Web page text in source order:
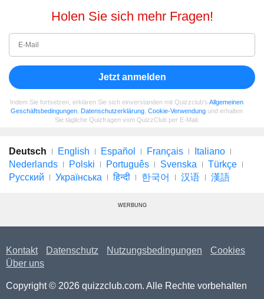
Holen Sie sich mehr Fragen!
Jetzt anmelden
Indem Sie fortsetzen, erklären Sie sich einverstanden mit Quizzclub's Allgemeinen
Geschäftsbedingungen Datenschutzerklärung Cookie-Verwendung und erhalten
Sie tägliche Quizfragen vom QuizzClub per E-Mail.
Deutsch English Español Français
Italiano
Nederlands
Polski Português Svenska
Türkçe
Русский
Українська हिन्दी 한국어 汉语 漢語
WERBUNG
Kontakt Datenschutz Nutzungsbedingungen
Cookies
Über uns
Copyright © 2026 quizzclub.com. Alle Rechte vorbehalten